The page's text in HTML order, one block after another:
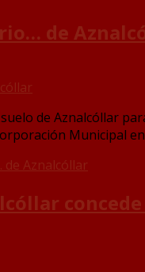
de
de Aznalcóllar
Municipal
Aznalcóllar